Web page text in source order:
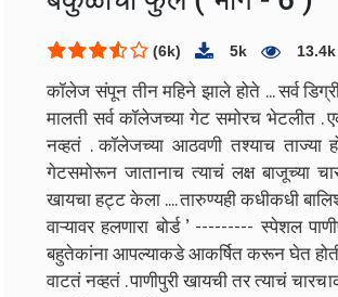
(6k) 5k 13.4k
कॉलेज संपून तीन महिने झाले होते ... सर्व
मालती सर्व कॉलेजच्या गेट समोरच भेटलीत
नव्हतं . कॉलेजच्या आठवणी तश्याच ताज्या
गेटसमोरून जातानाच त्याचं लक्ष बाजूच्या
खायचा हट्ट केला .... तारुण्यही कधीकधी
वाऱ्यावर हलणारा बोर्ड ’ --------- स्पेशल
बहुतेकांना आपल्याकडे आकर्षित करून घेत
वाटतं नव्हतं . पाणीपुरी खायची तर त्याचं